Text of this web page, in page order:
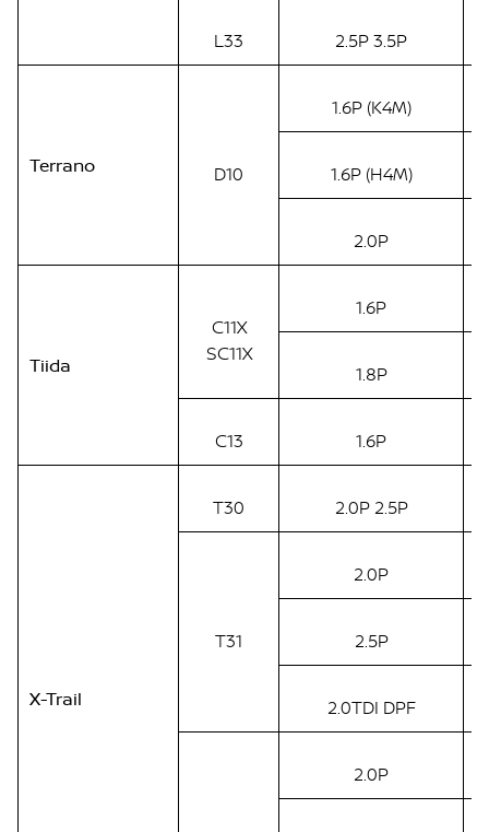
L33 2.5P 3.5P
Terrano D10
1.6P (K4M)
1.6P (H4M)
2.0P
Tiida
C11X
SC11X
1.6P
1.8P
C13 1.6P
X-Trail
T30 2.0P 2.5P
T31
2.0P
2.5P
2.0TDI DPF
2.0P